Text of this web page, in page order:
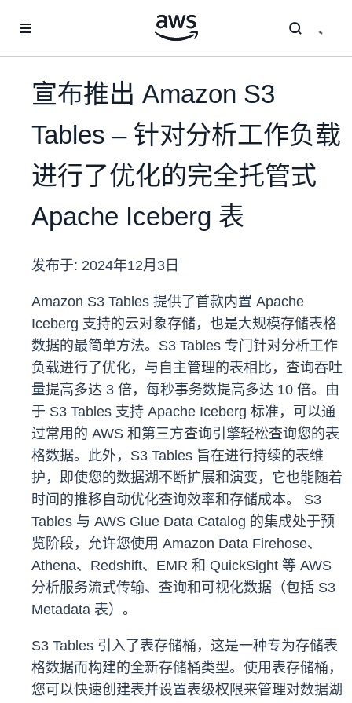
宣布推出 Amazon S3
Tables – 针对分析工作负载
进行了优化的完全托管式
Apache Iceberg 表
发布于: 2024年12月3日
Amazon S3 Tables 提供了首款内置 Apache
Iceberg 支持的云对象存储，也是大规模存储表格
数据的最简单方法。S3 Tables 专门针对分析工作
负载进行了优化，与自主管理的表相比，查询吞吐
量提高多达 3 倍，每秒事务数提高多达 10 倍。由
于 S3 Tables 支持 Apache Iceberg 标准，可以通
过常用的 AWS 和第三方查询引擎轻松查询您的表
格数据。此外，S3 Tables 旨在进行持续的表维
护，即使您的数据湖不断扩展和演变，它也能随着
时间的推移自动优化查询效率和存储成本。 S3
Tables 与 AWS Glue Data Catalog 的集成处于预
览阶段，允许您使用 Amazon Data Firehose、
Athena、Redshift、EMR 和 QuickSight 等 AWS
分析服务流式传输、查询和可视化数据（包括 S3
Metadata 表）。
S3 Tables 引入了表存储桶，这是一种专为存储表
格数据而构建的全新存储桶类型。使用表存储桶，
您可以快速创建表并设置表级权限来管理对数据湖